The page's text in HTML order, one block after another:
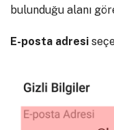
bulunduğu alanı
E-posta adresi